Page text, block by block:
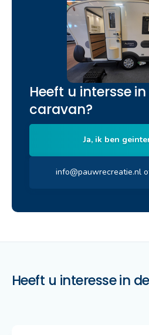
Heeft u intersse
caravan?
Ja, ik ben
info@pauwrecreatie.nl
Heeft u interesse in